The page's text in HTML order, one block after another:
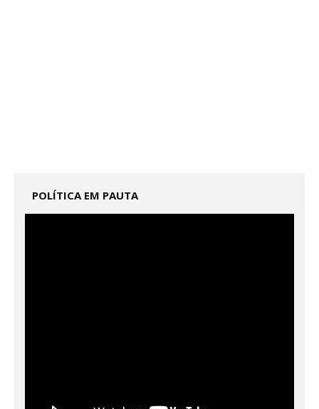
POLÍTICA EM PAUTA